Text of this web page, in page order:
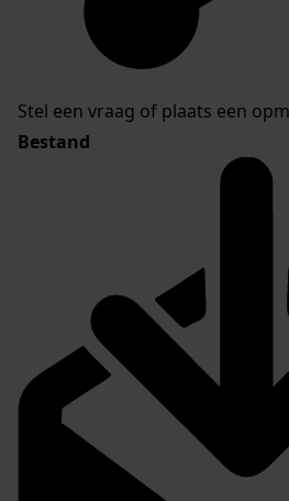
Stel een vraag of plaats een
Bestand